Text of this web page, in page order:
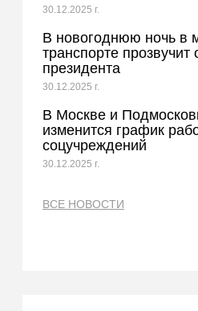
30.12.2025 г.
В новогоднюю ночь в
транспорте
президента
30.12.2025 г.
В Москве и
изменится график
соцучреждений
30.12.2025 г.
ВСЕ НОВОСТИ